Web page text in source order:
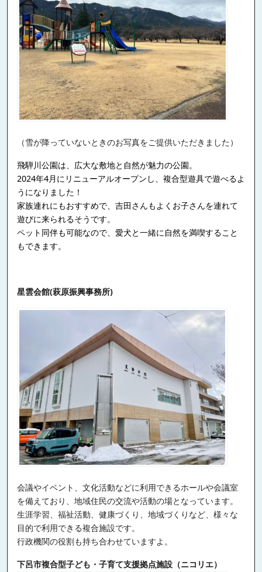
（雪が降っていないときのお写真をご提供いただきました）
飛騨川公園は、広大な敷地と自然が魅力の公園。
2024年4月にリニューアルオープンし、複合型遊具で遊べるよ
うになりました！
家族連れにもおすすめで、吉田さんもよくお子さんを連れて
遊びに来られるそうです。
ペット同伴も可能なので、愛犬と一緒に自然を満喫すること
もできます。
星雲会館(萩原振興事務所)
会議やイベント、文化活動などに利用できるホールや会議室
を備えており、地域住民の交流や活動の場となっています。
生涯学習、福祉活動、健康づくり、地域づくりなど、様々な
目的で利用できる複合施設です。
行政機関の役割も持ち合わせていますよ。
下呂市複合型子ども・子育て支援拠点施設（ニコリエ）